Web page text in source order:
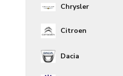
Chrysler
Citroen
Dacia